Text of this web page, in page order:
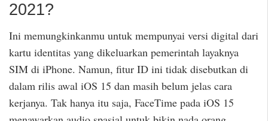
2021?
Ini memungkinkanmu untuk mempunyai versi digital dari
kartu identitas yang dikeluarkan pemerintah layaknya
SIM di iPhone. Namun, fitur ID ini tidak disebutkan di
dalam rilis awal iOS 15 dan masih belum jelas cara
kerjanya. Tak hanya itu saja, FaceTime pada iOS 15